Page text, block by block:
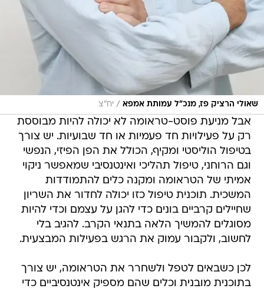
שאולי הרציק פז, מנכ"ל עמותת אמפא / יח"צ
אבל מניעת פוסט-טראומה לא יכולה להיות מבוססת
רק על פעילויות חד פעמיות או חד שבועיות. יש צורך
בטיפול הוליסטי ומקיף, הכולל את הפן הפיזי, הנפשי
וגם הרוחני, טיפול תהליכי ואינטנסיבי שמאפשר ניקוי
אמיתי של הטראומה ומקנה כלים להתמודדות
המשכית. תוכנית טיפול כזו יכולה לחדור את השריון
שחיילים קרביים בונים כדי להגן על עצמם וכדי להיות
מסוגלים להמשיך הלאה בתנאי הקרב. להגיב בלי
לחשוב, ולקבור עמוק את הרגש בפעילות המבצעית.
לכן כשבאים לטפל ולשחרר את הטראומה, יש צורך
בתוכנית מובנית וכלים שהם מספיק אינטנסיביים כדי